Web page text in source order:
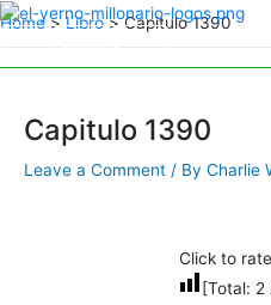
Skip
to
Home Libro Capitulo 1390
Capitulo 1390
Leave a Comment / By Charlie
Click to
[Total: 2